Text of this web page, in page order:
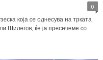
0
која се однесува на трката
Шилегов, ќе ја пресечеме со